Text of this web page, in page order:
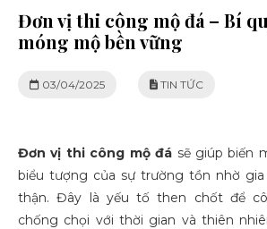
Đơn vị thi công mộ đá – Bí
móng mộ bền vững
03/04/2025 TIN TỨC
Đơn vị thi công mộ đá sẽ giúp biến
biểu tượng của sự trường tồn nhờ
thận. Đây là yếu tố then chốt để
chống chọi với thời gian và thiên